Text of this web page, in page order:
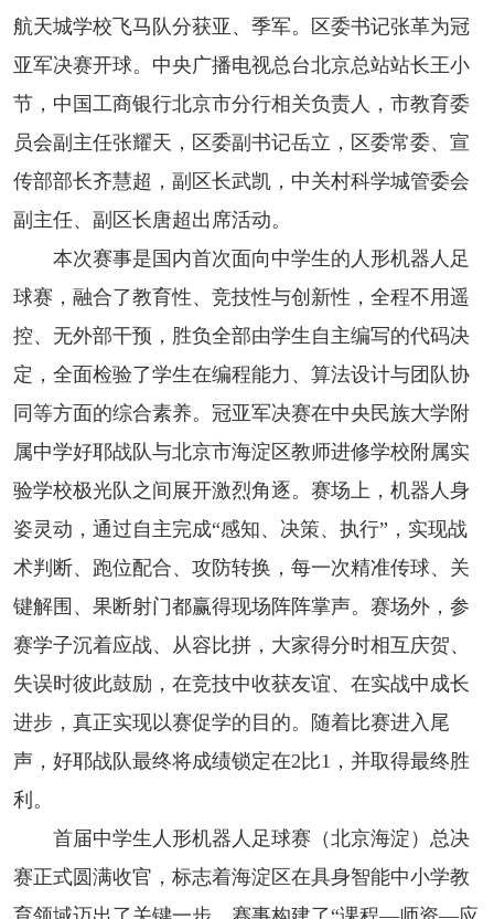
航天城学校飞马队分获亚、季军。区委书记张革为冠
亚军决赛开球。中央广播电视总台北京总站站长王小
节，中国工商银行北京市分行相关负责人，市教育委
员会副主任张耀天，区委副书记岳立，区委常委、宣
传部部长齐慧超，副区长武凯，中关村科学城管委会
副主任、副区长唐超出席活动。
本次赛事是国内首次面向中学生的人形机器人足
球赛，融合了教育性、竞技性与创新性，全程不用遥
控、无外部干预，胜负全部由学生自主编写的代码决
定，全面检验了学生在编程能力、算法设计与团队协
同等方面的综合素养。冠亚军决赛在中央民族大学附
属中学好耶战队与北京市海淀区教师进修学校附属实
验学校极光队之间展开激烈角逐。赛场上，机器人身
姿灵动，通过自主完成“感知、决策、执行”，实现战
术判断、跑位配合、攻防转换，每一次精准传球、关
键解围、果断射门都赢得现场阵阵掌声。赛场外，参
赛学子沉着应战、从容比拼，大家得分时相互庆贺、
失误时彼此鼓励，在竞技中收获友谊、在实战中成长
进步，真正实现以赛促学的目的。随着比赛进入尾
声，好耶战队最终将成绩锁定在2比1，并取得最终胜
利。
首届中学生人形机器人足球赛（北京海淀）总决
赛正式圆满收官，标志着海淀区在具身智能中小学教